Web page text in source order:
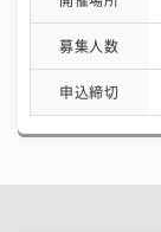
募集人数
申込締切